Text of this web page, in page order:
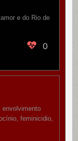
e do Rio de
0
envolvimento
feminicidio,